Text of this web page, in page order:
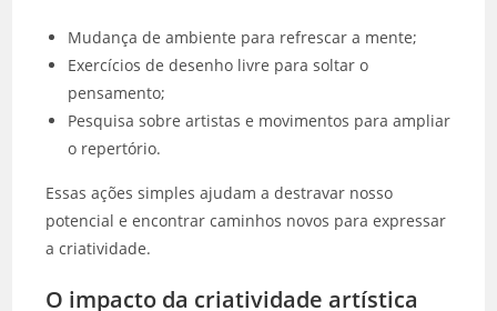
Mudança de ambiente para refrescar a mente;
Exercícios de desenho livre para soltar o
pensamento;
Pesquisa sobre artistas e movimentos para ampliar
o repertório.
Essas ações simples ajudam a destravar nosso
potencial e encontrar caminhos novos para expressar
a criatividade.
O impacto da criatividade artística